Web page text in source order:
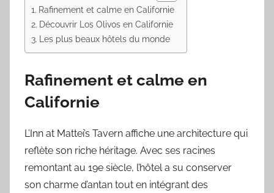
Rafinement et calme en Californie
Découvrir Los Olivos en Californie
Les plus beaux hôtels du monde
Rafinement et calme en
Californie
L’Inn at Mattei’s Tavern affiche une architecture qui
reflète son riche héritage. Avec ses racines
remontant au 19e siècle, l’hôtel a su conserver
son charme d’antan tout en intégrant des